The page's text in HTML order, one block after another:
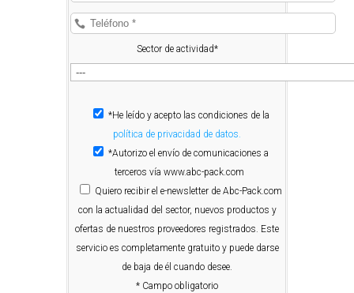
Sector de actividad*
*He leído y acepto las condiciones de la
política de privacidad de datos.
*Autorizo el envío de comunicaciones a
terceros vía www.abc-pack.com
Quiero recibir el e-newsletter de Abc-Pack.com
con la actualidad del sector, nuevos productos y
ofertas de nuestros proveedores registrados. Este
servicio es completamente gratuito y puede darse
de baja de él cuando desee.
* Campo obligatorio